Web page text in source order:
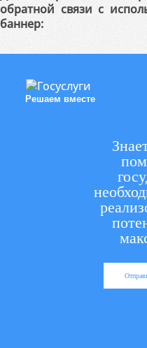
обратной связи с
баннер:
Решаем вместе